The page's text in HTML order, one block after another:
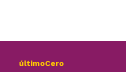
últimoCero